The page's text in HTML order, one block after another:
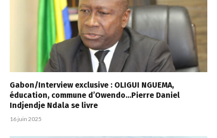
Gabon/Interview exclusive : OLIGUI NGUEMA,
éducation, commune d’Owendo…Pierre Daniel
Indjendje Ndala se livre
16 juin 2025